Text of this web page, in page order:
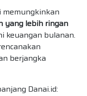
memungkinkan
yang lebih ringan
keuangan bulanan.
berjangka
Danai.id: